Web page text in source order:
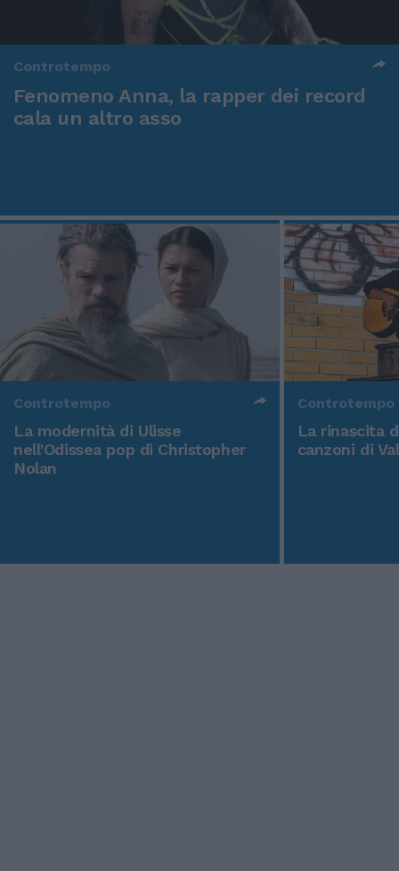
Controtempo
Fenomeno Anna, la rapper dei record
cala un altro asso
Controtempo
La modernità di Ulisse
nell'Odissea pop di Christopher
Nolan
Controtempo
La rinascita
canzoni di